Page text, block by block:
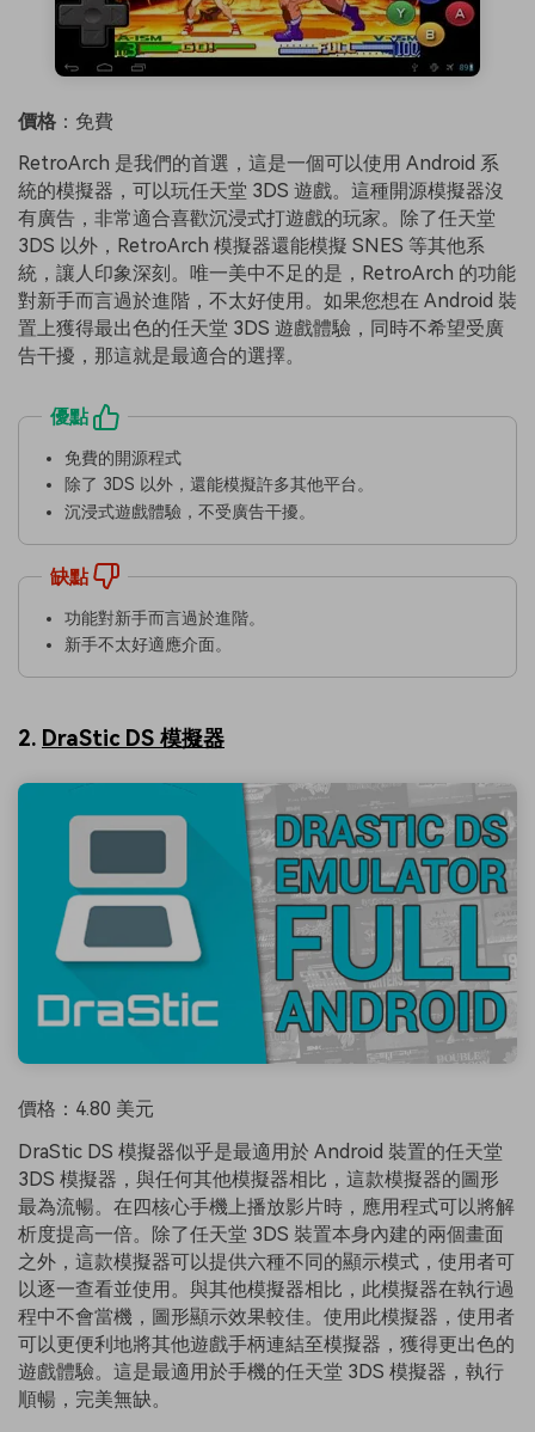
價格 ：免費
RetroArch 是我們的首選，這是一個可以使用 Android 系
統的模擬器，可以玩任天堂 3DS 遊戲。這種開源模擬器沒
有廣告，非常適合喜歡沉浸式打遊戲的玩家。除了任天堂
3DS 以外，RetroArch 模擬器還能模擬 SNES 等其他系
統，讓人印象深刻。唯一美中不足的是，RetroArch 的功能
對新手而言過於進階，不太好使用。如果您想在 Android 裝
置上獲得最出色的任天堂 3DS 遊戲體驗，同時不希望受廣
告干擾，那這就是最適合的選擇。
優點
免費的開源程式
除了 3DS 以外，還能模擬許多其他平台。
沉浸式遊戲體驗，不受廣告干擾。
缺點
功能對新手而言過於進階。
新手不太好適應介面。
2. DraStic DS 模擬器
價格：4.80 美元
DraStic DS 模擬器似乎是最適用於 Android 裝置的任天堂
3DS 模擬器，與任何其他模擬器相比，這款模擬器的圖形
最為流暢。在四核心手機上播放影片時，應用程式可以將解
析度提高一倍。除了任天堂 3DS 裝置本身內建的兩個畫面
之外，這款模擬器可以提供六種不同的顯示模式，使用者可
以逐一查看並使用。與其他模擬器相比，此模擬器在執行過
程中不會當機，圖形顯示效果較佳。使用此模擬器，使用者
可以更便利地將其他遊戲手柄連結至模擬器，獲得更出色的
遊戲體驗。這是最適用於手機的任天堂 3DS 模擬器，執行
順暢，完美無缺。